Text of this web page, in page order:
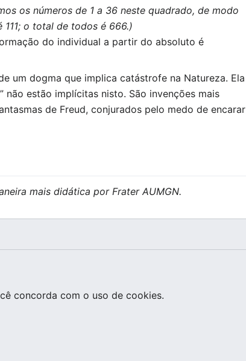
os números de 1 a 36 neste quadrado, de modo
111; o total de todos é 666.)
do individual a partir do absoluto é
um dogma que implica catástrofe na Natureza. Ela
não estão implícitas nisto. São invenções mais
de Freud, conjurados pelo medo de encarar
mais didática por Frater AUMGN.
concorda com o uso de cookies.